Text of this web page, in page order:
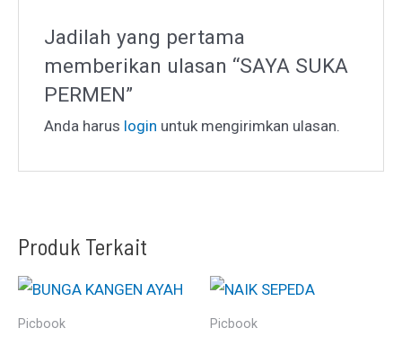
Jadilah yang pertama
memberikan ulasan “SAYA SUKA
PERMEN”
Anda harus login untuk mengirimkan ulasan.
Produk Terkait
Picbook Picbook